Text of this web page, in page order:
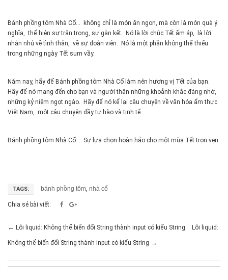
Bánh phồng tôm Nhà Cổ… không chỉ là món ăn ngon, mà còn là món quà ý
nghĩa, thể hiện sự trân trọng, sự gắn kết. Nó là lời chúc Tết ấm áp, là lời
nhắn nhủ về tình thân, về sự đoàn viên. Nó là một phần không thể thiếu
trong những ngày Tết sum vầy.
Năm nay, hãy để Bánh phồng tôm Nhà Cổ làm nên hương vị Tết của bạn.
Hãy để nó mang đến cho bạn và người thân những khoảnh khắc đáng nhớ,
những kỷ niệm ngọt ngào. Hãy để nó kể lại câu chuyện về văn hóa ẩm thực
Việt Nam, một câu chuyện đầy tự hào và tinh tế.
Bánh phồng tôm Nhà Cổ… Sự lựa chọn hoàn hảo cho một mùa Tết trọn vẹn.
TAGS: bánh phồng tôm, nhà cổ
Chia sẻ bài viết:
← Lỗi liquid: Không thể biến đổi String thành input có kiểu String Lỗi liquid:
Không thể biến đổi String thành input có kiểu String →